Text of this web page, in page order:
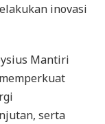
inovasi
Mantiri
serta